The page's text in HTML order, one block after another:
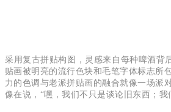
采用复古拼贴构图，灵感来自每种啤酒背
贴画被明亮的流行色块和毛笔字体标志所
力的色调与老派拼贴画的融合就像一场派
像在说，“嘿，我们不只是谈论旧东西；我